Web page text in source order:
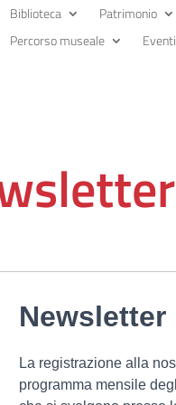
Biblioteca Patrimonio
Percorso museale
Eventi